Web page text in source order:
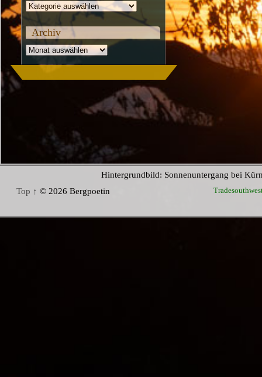
Kategorien
Archiv
Archiv
Hintergrundbild: Sonnenuntergang bei
Top ↑ © 2026 Bergpoetin